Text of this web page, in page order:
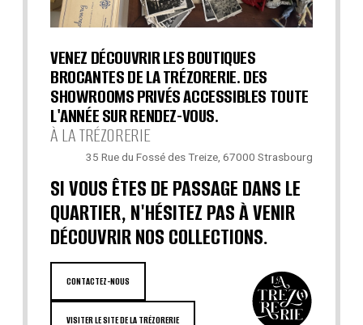
VENEZ DÉCOUVRIR LES BOUTIQUES
BROCANTES DE LA TRÉZORERIE. DES
SHOWROOMS PRIVÉS ACCESSIBLES TOUTE
L'ANNÉE SUR RENDEZ-VOUS.
À LA TRÉZORERIE
35 Rue du Fossé des Treize, 67000 Strasbourg
SI VOUS ÊTES DE PASSAGE DANS LE
QUARTIER, N'HÉSITEZ PAS À VENIR
DÉCOUVRIR NOS COLLECTIONS.
CONTACTEZ-NOUS
VISITER LE SITE DE LA TRÉZORERIE